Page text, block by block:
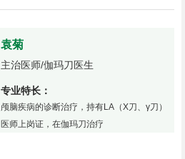
袁菊
主治医师/伽玛刀医生
专业特长：
颅脑疾病的诊断治疗，持有LA（X刀、γ刀）
医师上岗证，在伽玛刀治疗